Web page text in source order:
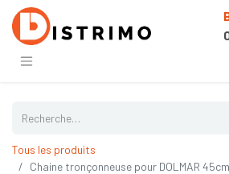
Tous les produits
Chaine tronçonneuse pour DOLMAR 45cm